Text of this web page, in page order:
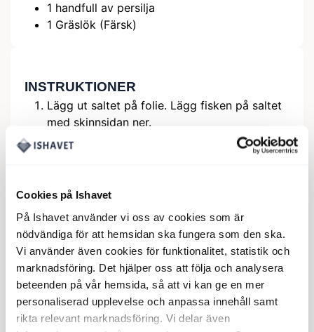
Cookies på Ishavet
På Ishavet använder vi oss av cookies som är
nödvändiga för att hemsidan ska fungera som den ska.
Vi använder även cookies för funktionalitet, statistik och
marknadsföring. Det hjälper oss att följa och analysera
beteenden på vår hemsida, så att vi kan ge en mer
personaliserad upplevelse och anpassa innehåll samt
rikta relevant marknadsföring. Vi delar även
1 handfull av persilja
1 Gräslök (Färsk)
INSTRUKTIONER
Lägg ut saltet på folie. Lägg fisken på saltet
med skinnsidan ner.
Skär persiljan och gräslöken fint och gnid in i
köttsidan, slå in fisken i folie och lägg på
grillen.
Grilla i klotgrill under lock i ca 10-15 min.
Citronhollandaise är gott till.